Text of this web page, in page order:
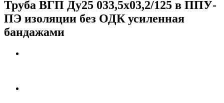
Труба ВГП Ду25 033,5х03,2/125 в ППУ-
ПЭ изоляции без ОДК усиленная
бандажами